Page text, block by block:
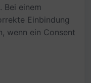
Bei einem
Einbindung
wenn ein Consent